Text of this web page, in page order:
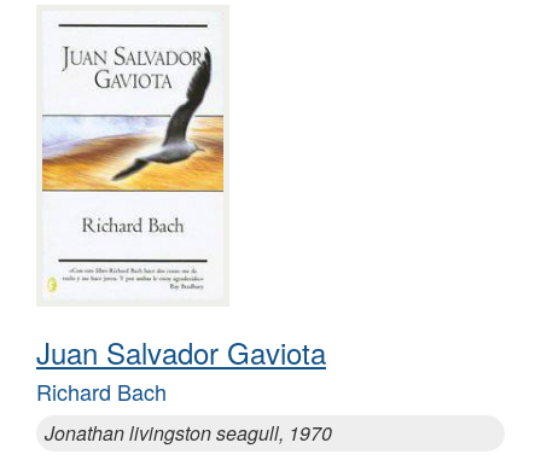
Juan Salvador Gaviota
Richard Bach
Jonathan livingston seagull, 1970